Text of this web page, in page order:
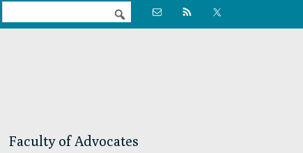
Nav
Social
Faculty of Advocates